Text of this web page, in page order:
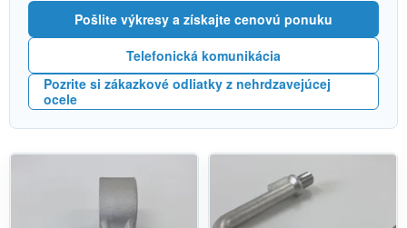
Pošlite výkresy a získajte cenovú ponuku
Telefonická komunikácia
Pozrite si zákazkové odliatky z nehrdzavejúcej
ocele